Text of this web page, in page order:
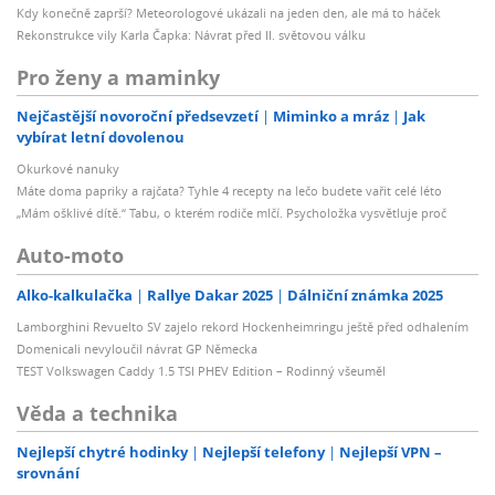
Kdy konečně zaprší? Meteorologové ukázali na jeden den, ale má to háček
Rekonstrukce vily Karla Čapka: Návrat před II. světovou válku
Pro ženy a maminky
Nejčastější novoroční předsevzetí Miminko a mráz
Jak
vybírat letní dovolenou
Okurkové nanuky
Máte doma papriky a rajčata? Tyhle 4 recepty na lečo budete vařit celé léto
„Mám ošklivé dítě.“ Tabu, o kterém rodiče mlčí. Psycholožka vysvětluje proč
Auto-moto
Alko-kalkulačka Rallye Dakar 2025 Dálniční známka 2025
Lamborghini Revuelto SV zajelo rekord Hockenheimringu ještě před odhalením
Domenicali nevyloučil návrat GP Německa
TEST Volkswagen Caddy 1.5 TSI PHEV Edition – Rodinný všeuměl
Věda a technika
Nejlepší chytré hodinky Nejlepší telefony
Nejlepší VPN –
srovnání